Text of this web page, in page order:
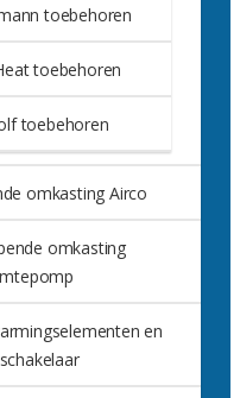
toebehoren
toebehoren
toebehoren
omkasting Airco
omkasting
en